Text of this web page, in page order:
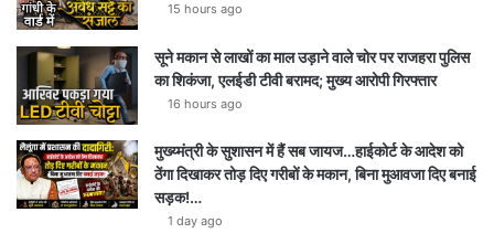
15 hours ago
सूने मकान से लाखों का माल उड़ाने वाले चोर पर राजहरा पुलिस
का शिकंजा, एलईडी टीवी बरामद; मुख्य आरोपी गिरफ्तार
16 hours ago
मुख्य्मंत्री के सुशासन में हैं सब जायज…हाईकोर्ट के आदेश को
ठेंगा दिखाकर तोड़ दिए गरीबों के मकान, बिना मुआवजा दिए बनाई
सड़क!…
1 day ago